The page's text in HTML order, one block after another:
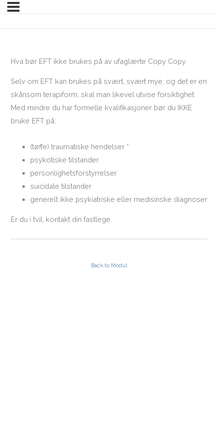
Hva bør EFT ikke brukes på av ufaglærte Copy Copy
Selv om EFT kan brukes på svært, svært mye, og det er en
skånsom terapiform, skal man likevel utvise forsiktighet.
Med mindre du har formelle kvalifikasjoner bør du IKKE
bruke EFT på:
(tøffe) traumatiske hendelser *
psykotiske tilstander
personlighetsforstyrrelser
suicidale tilstander
generelt ikke psykiatriske eller medisinske diagnoser
Er du i tvil, kontakt din fastlege.
Back to Modul